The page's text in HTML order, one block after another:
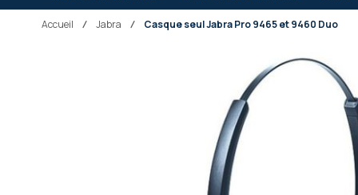
Accueil jabra Casque seul Jabra Pro 9465 et 9460 Duo